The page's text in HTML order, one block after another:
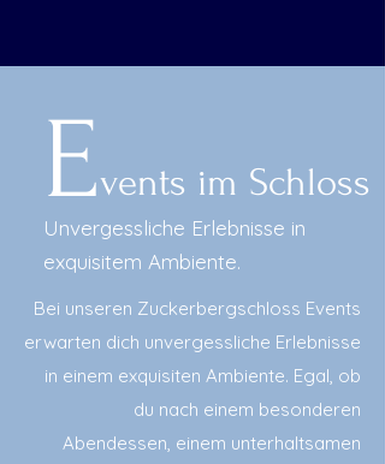
Events im Schloss
Unvergessliche Erlebnisse in
exquisitem Ambiente.
Bei unseren Zuckerbergschloss Events
erwarten dich unvergessliche Erlebnisse
in einem exquisiten Ambiente. Egal, ob
du nach einem besonderen
Abendessen, einem unterhaltsamen